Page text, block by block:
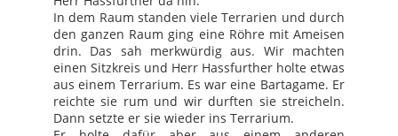
In dem Raum standen viele Terrarien und durch
den ganzen Raum ging eine Röhre mit Ameisen
drin. Das sah merkwürdig aus. Wir machten
einen Sitzkreis und Herr Hassfurther holte etwas
aus einem Terrarium. Es war eine Bartagame. Er
reichte sie rum und wir durften sie streicheln.
Dann setzte er sie wieder ins Terrarium.